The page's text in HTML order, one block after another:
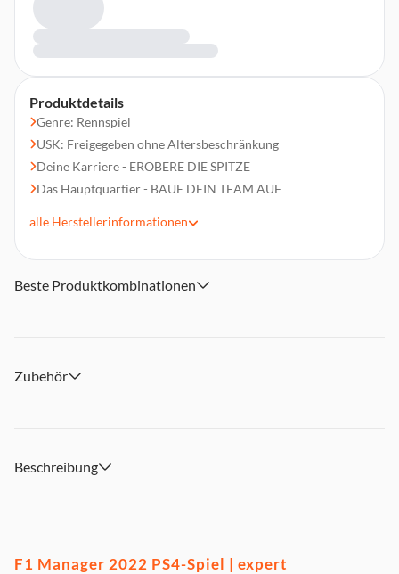
Produktdetails
Genre: Rennspiel
USK: Freigegeben ohne Altersbeschränkung
Deine Karriere - EROBERE DIE SPITZE
Das Hauptquartier - BAUE DEIN TEAM AUF
alle Herstellerinformationen
Beste Produktkombinationen
Zubehör
Beschreibung
F1 Manager 2022 PS4-Spiel | expert